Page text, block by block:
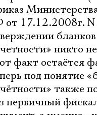
от 17.12.2008г.
никто
факт остаётся
под понятие
также
первичный